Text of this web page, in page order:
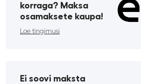
korraga? Maksa
osamaksete kaupa!
Loe tingimusi
Ei soovi maksta